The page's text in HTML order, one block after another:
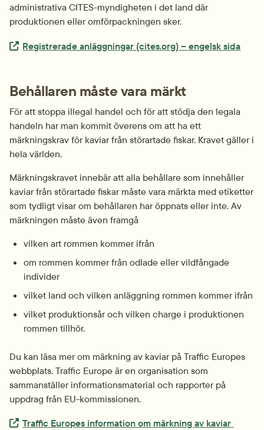
administrativa CITES-myndigheten i det land där
produktionen eller omförpackningen sker.
Extern länk.
Registrerade anläggningar (cites.org) – engelsk sida
Behållaren måste vara märkt
För att stoppa illegal handel och för att stödja den legala
handeln har man kommit överens om att ha ett
märkningskrav för kaviar från störartade fiskar. Kravet gäller i
hela världen.
Märkningskravet innebär att alla behållare som innehåller
kaviar från störartade fiskar måste vara märkta med etiketter
som tydligt visar om behållaren har öppnats eller inte. Av
märkningen måste även framgå
vilken art rommen kommer ifrån
om rommen kommer från odlade eller vildfångade
individer
vilket land och vilken anläggning rommen kommer ifrån
vilket produktionsår och vilken charge i produktionen
rommen tillhör.
Du kan läsa mer om märkning av kaviar på Traffic Europes
webbplats. Traffic Europe är en organisation som
sammanställer informationsmaterial och rapporter på
uppdrag från EU-kommissionen.
Extern länk.
Traffic Europes information om märkning av kaviar